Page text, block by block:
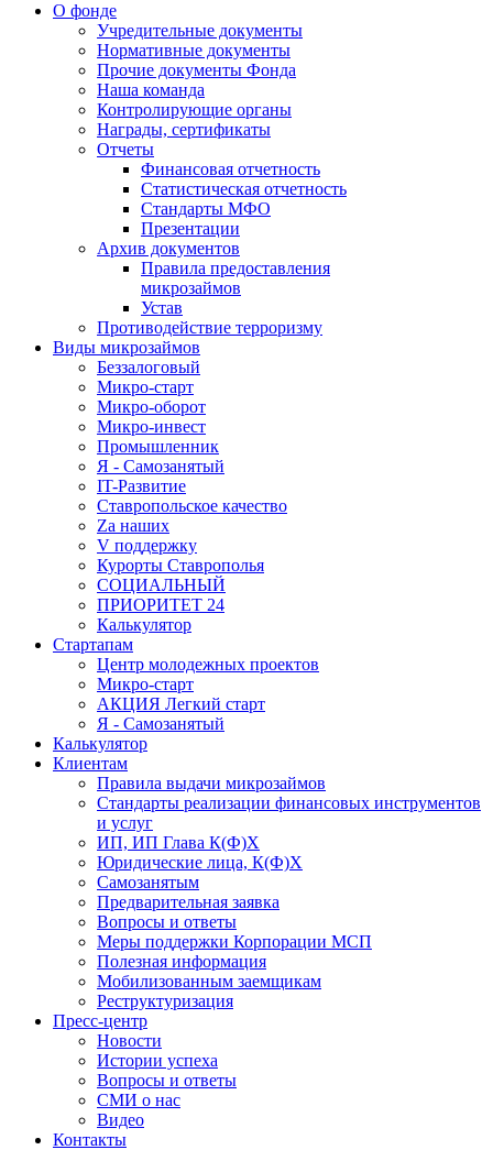
О фонде
Учредительные документы
Нормативные документы
Прочие документы Фонда
Наша команда
Контролирующие органы
Награды, сертификаты
Отчеты
Финансовая отчетность
Статистическая отчетность
Стандарты МФО
Презентации
Архив документов
Правила предоставления
микрозаймов
Устав
Противодействие терроризму
Виды микрозаймов
Беззалоговый
Микро-старт
Микро-оборот
Микро-инвест
Промышленник
Я - Самозанятый
IT-Развитие
Ставропольское качество
Za наших
V поддержку
Курорты Ставрополья
СОЦИАЛЬНЫЙ
ПРИОРИТЕТ 24
Калькулятор
Стартапам
Центр молодежных проектов
Микро-старт
АКЦИЯ Легкий старт
Я - Самозанятый
Калькулятор
Клиентам
Правила выдачи микрозаймов
Стандарты реализации финансовых инструментов
и услуг
ИП, ИП Глава К(Ф)Х
Юридические лица, К(Ф)Х
Самозанятым
Предварительная заявка
Вопросы и ответы
Меры поддержки Корпорации МСП
Полезная информация
Мобилизованным заемщикам
Реструктуризация
Пресс-центр
Новости
Истории успеха
Вопросы и ответы
СМИ о нас
Видео
Контакты